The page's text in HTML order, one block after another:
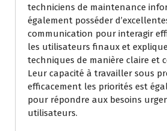
techniciens de maintenance
également posséder
communication pour interagir
les utilisateurs finaux et
techniques de manière claire et
Leur capacité à travailler sous
efficacement les priorités est
pour répondre aux besoins
utilisateurs.